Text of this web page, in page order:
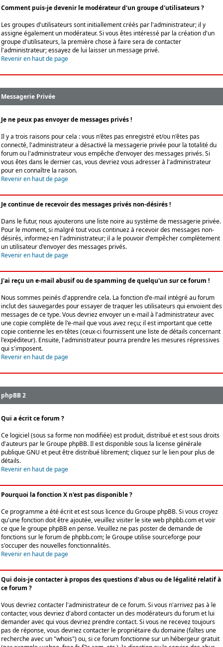
Comment puis-je devenir le modérateur d'un groupe d'utilisateurs ?
Les groupes d'utilisateurs sont initiallement créés par l'administrateur; il y
assigne également un modérateur. Si vous êtes intéressé par la création d'un
groupe d'utilisateurs, la première chose à faire sera de contacter
l'administrateur; essayez de lui laisser un message privé.
Revenir en haut de page
Messagerie Privée
Je ne peux pas envoyer de messages privés !
Il y a trois raisons pour cela : vous n'êtes pas enregistré et/ou n'êtes pas
connecté, l'administrateur a désactivé la messagerie privée pour la totalité du
forum ou l'administrateur vous empêche d'envoyer des messages privés. Si
vous êtes dans le dernier cas, vous devriez vous adresser à l'administrateur
pour en connaître la raison.
Revenir en haut de page
Je continue de recevoir des messages privés non-désirés !
Dans le futur, nous ajouterons une liste noire au système de messagerie privée.
Pour le moment, si malgré tout vous continuez à recevoir des messages non-
désirés, informez-en l'administrateur; il a le pouvoir d'empêcher complètement
un utilisateur d'envoyer des messages privés.
Revenir en haut de page
J'ai reçu un e-mail abusif ou de spamming de quelqu'un sur ce forum !
Nous sommes peinés d'apprendre cela. La fonction d'e-mail intégré au forum
inclut des sauvegardes pour essayer de traquer les utilisateurs qui envoient des
messages de ce type. Vous devriez envoyer un e-mail à l'administrateur avec
une copie complète de l'e-mail que vous avez reçu; il est important que cette
copie contienne les en-têtes (ceux-ci fournissent une liste de détails concernant
l'expéditeur). Ensuite, l'administrateur pourra prendre les mesures répressives
qui s'imposent.
Revenir en haut de page
phpBB 2
Qui a écrit ce forum ?
Ce logiciel (sous sa forme non modifiée) est produit, distribué et est sous droits
d'auteurs par leGroupe phpBB. Il est disponible sous la license générale
publique GNU et peut être distribué librement; cliquez sur le lien pour plus de
détails.
Revenir en haut de page
Pourquoi la fonction X n'est pas disponible ?
Ce programme a été écrit et est sous licence du Groupe phpBB. Si vous croyez
qu'une fonction doit être ajoutée, veuillez visiter le site web phpbb.com et voir
ce que le groupe phpBB en pense. Veuillez ne pas poster de demande de
fonctions sur le forum de phpbb.com; le Groupe utilise sourceforge pour
s'occuper des nouvelles fonctionnalités.
Revenir en haut de page
Qui dois-je contacter à propos des questions d'abus ou de légalité relatif à
ce forum ?
Vous devriez contacter l'administrateur de ce forum. Si vous n'arrivez pas à le
contacter, vous devriez d'abord contacter un des modérateurs du forum et lui
demander avec qui vous devriez prendre contact. Si vous ne recevez toujours
pas de réponse, vous devriez contacter le propriétaire du domaine (faîtes une
recherche avec un "whois") ou, si ce forum fonctionne sur un hébergeur gratuit